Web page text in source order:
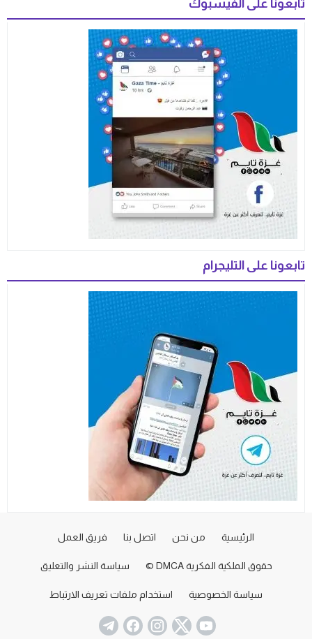
تابعونا على الفيسبوك
تابعونا على التليجرام
الرئيسية من نحن اتصل بنا فريق العمل
حقوق الملكية الفكرية DMCA © سياسة النشر والتعليق
سياسة الخصوصية استخدام ملفات تعريف الارتباط